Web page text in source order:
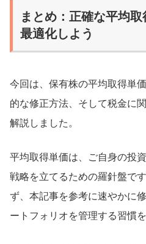
まとめ：正確な平均
最適化しよう
今回は、保有株の平均取得単
的な修正方法、そして税金に
解説しました。
平均取得単価は、ご自身の投
戦略を立てるための羅針盤で
ず、本記事を参考に速やかに
ートフォリオを管理する習慣